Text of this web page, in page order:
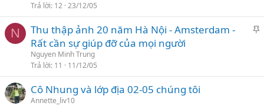
ê
n
Trả lời 12 23/12/05
N
ê
Thu thập ảnh 20 năm Hà Nội - Amsterdam -
Rất cần sự giúp đỡ của mọi người
Nguyen Minh Trung
Trả lời 11 11/12/05
Cô Nhung và lớp địa 02-05 chúng tôi
Annette_liv10